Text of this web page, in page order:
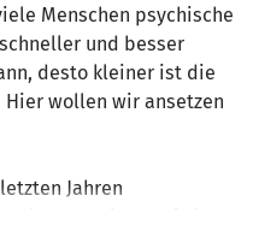
Menschen psychische
und besser
desto kleiner ist die
Hier wollen wir ansetzen
Jahren